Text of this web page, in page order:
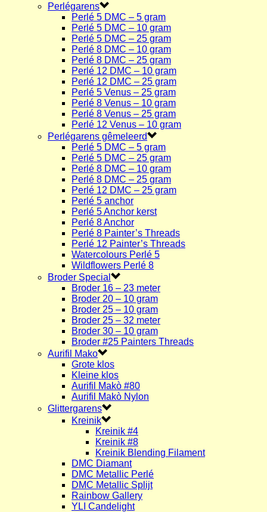
Perlégarens
Perlé 5 DMC – 5 gram
Perlé 5 DMC – 10 gram
Perlé 5 DMC – 25 gram
Perlé 8 DMC – 10 gram
Perlé 8 DMC – 25 gram
Perlé 12 DMC – 10 gram
Perlé 12 DMC – 25 gram
Perlé 5 Venus – 25 gram
Perlé 8 Venus – 10 gram
Perlé 8 Venus – 25 gram
Perlé 12 Venus – 10 gram
Perlégarens gêmeleerd
Perlé 5 DMC – 5 gram
Perlé 5 DMC – 25 gram
Perlé 8 DMC – 10 gram
Perlé 8 DMC – 25 gram
Perlé 12 DMC – 25 gram
Perlé 5 anchor
Perlé 5 Anchor kerst
Perlé 8 Anchor
Perlé 8 Painter’s Threads
Perlé 12 Painter’s Threads
Watercolours Perlé 5
Wildflowers Perlé 8
Broder Special
Broder 16 – 23 meter
Broder 20 – 10 gram
Broder 25 – 10 gram
Broder 25 – 32 meter
Broder 30 – 10 gram
Broder #25 Painters Threads
Aurifil Mako
Grote klos
Kleine klos
Aurifil Makò #80
Aurifil Makò Nylon
Glittergarens
Kreinik
Kreinik #4
Kreinik #8
Kreinik Blending Filament
DMC Diamant
DMC Metallic Perlé
DMC Metallic Splijt
Rainbow Gallery
YLI Candelight